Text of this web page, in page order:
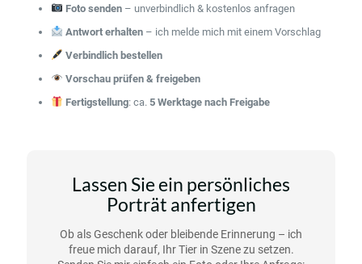
Foto senden– unverbindlich & kostenlos anfragen
Antwort erhalten– ich melde mich mit einem Vorschlag
Verbindlich bestellen
Vorschau prüfen & freigeben
Fertigstellung: ca. 5 Werktage nach Freigabe
Lassen Sie ein persönliches
Porträt anfertigen
Ob als Geschenk oder bleibende Erinnerung – ich
freue mich darauf, Ihr Tier in Szene zu setzen.